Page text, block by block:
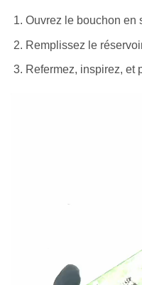
Ouvrez le bouchon en
Remplissez le
Refermez, inspirez, et